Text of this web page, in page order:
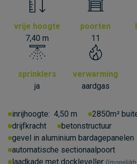
vrije hoogte
7,40 m
poorten
11
sprinklers
ja
verwarming
aardgas
inrijhoogte: 4,50 m
2850m²
drijfkracht
betonstructuur
gevel in aluminium bardagepanelen
automatische sectionaalpoort
laadkade met dockleveller